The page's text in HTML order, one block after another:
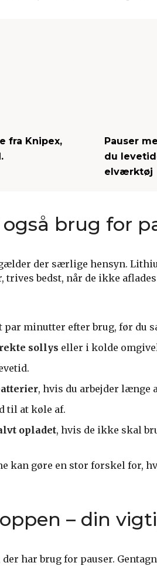
fra Knipex,
Pauser
du
elværktøj
brug for
der særlige hensyn.
trives bedst, når de ikke
par minutter efter brug, før du
sollys eller i kolde
, hvis du arbejder længe
til at køle af.
opladet, hvis de ikke skal
kan gøre en stor forskel for,
– din
har brug for pauser.